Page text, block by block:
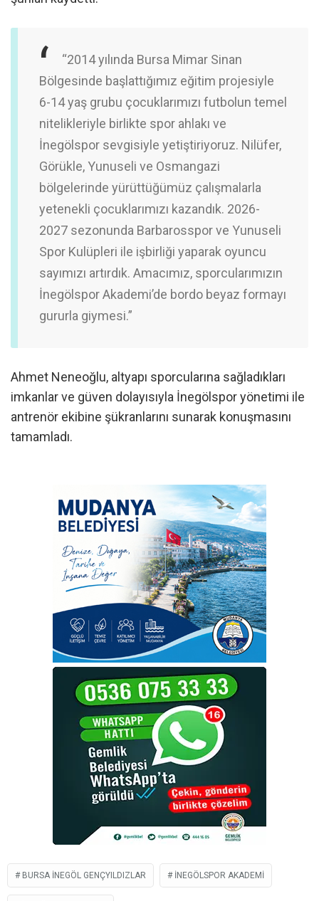
“2014 yılında Bursa Mimar Sinan
Bölgesinde başlattığımız eğitim projesiyle
6-14 yaş grubu çocuklarımızı futbolun temel
nitelikleriyle birlikte spor ahlakı ve
İnegölspor sevgisiyle yetiştiriyoruz. Nilüfer,
Görükle, Yunuseli ve Osmangazi
bölgelerinde yürüttüğümüz çalışmalarla
yetenekli çocuklarımızı kazandık. 2026-
2027 sezonunda Barbarosspor ve Yunuseli
Spor Kulüpleri ile işbirliği yaparak oyuncu
sayımızı artırdık. Amacımız, sporcularımızın
İnegölspor Akademi’de bordo beyaz formayı
gururla giymesi.”
Ahmet Neneoğlu, altyapı sporcularına sağladıkları
imkanlar ve güven dolayısıyla İnegölspor yönetimi ile
antrenör ekibine şükranlarını sunarak konuşmasını
tamamladı.
BURSA İNEGÖL GENÇYILDIZLAR İNEGÖLSPOR AKADEMI